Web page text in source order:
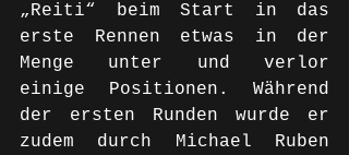
„Reiti“ beim Start in das
erste Rennen etwas in der
Menge unter und verlor
einige Positionen. Während
der ersten Runden wurde er
zudem durch Michael Ruben